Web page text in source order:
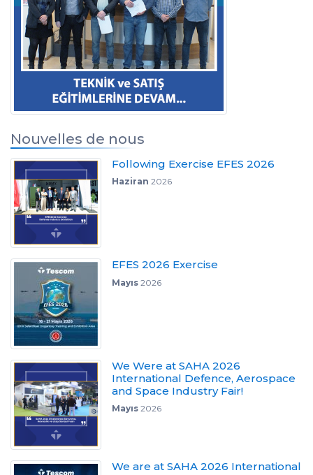
Nouvelles de nous
Following Exercise EFES 2026
Haziran 2026
EFES 2026 Exercise
Mayıs2026
We Were at SAHA 2026
International Defence, Aerospace
and Space Industry Fair!
Mayıs2026
We are at SAHA 2026 International